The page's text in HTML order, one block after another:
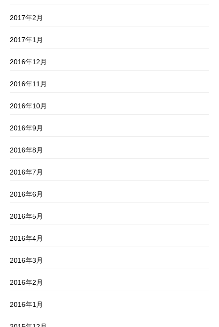
2017年2月
2017年1月
2016年12月
2016年11月
2016年10月
2016年9月
2016年8月
2016年7月
2016年6月
2016年5月
2016年4月
2016年3月
2016年2月
2016年1月